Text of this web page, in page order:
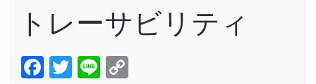
トレーサビリティ
Facebook
Twitter
Line